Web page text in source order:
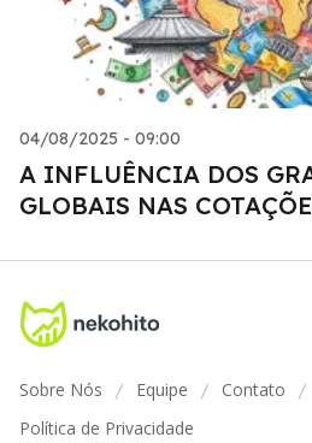
04/08/2025 - 09:00
A INFLUÊNCIA DOS
GLOBAIS NAS
Sobre Nós / Equipe / Contato /
Política de Privacidade